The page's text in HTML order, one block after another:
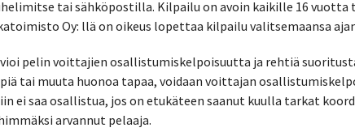
tai sähköpostilla. Kilpailu on avoin kaikille 16 vuotta
Oy: llä on oikeus lopettaa kilpailu valitsemaansa
pelin voittajien osallistumiskelpoisuutta ja rehtiä
tai muuta huonoa tapaa, voidaan voittajan
ei saa osallistua, jos on etukäteen saanut kuulla tarkat
arvannut pelaaja.